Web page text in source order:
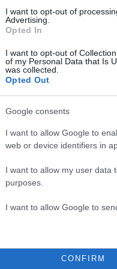
I want to opt-out of
Advertising.
Opted In
I want to opt-out of
of my Personal Data that Is
was collected.
Opted Out
Google consents
I want to allow Google to
web or device identifiers in
I want to allow my user data
purposes.
I want to allow Google to
CONFIRM